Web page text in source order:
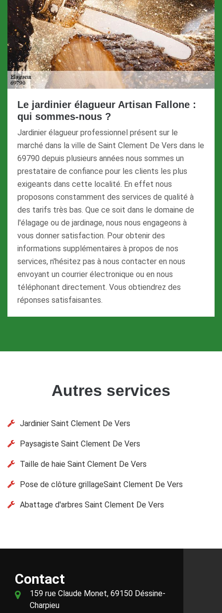
Le jardinier élagueur Artisan Fallone :
qui sommes-nous ?
Jardinier élagueur professionnel présent sur le
marché dans la ville de Saint Clement De Vers dans le
69790 depuis plusieurs années nous sommes un
prestataire de confiance pour les clients les plus
exigeants dans cette localité. En effet nous
proposons constamment des services de qualité à
des tarifs très bas. Que ce soit dans le domaine de
l'élagage ou de jardinage, nous nous engageons à
vous donner satisfaction. Pour obtenir des
informations supplémentaires à propos de nos
services, n'hésitez pas à nous contacter en nous
envoyant un courrier électronique ou en nous
téléphonant directement. Vous obtiendrez des
réponses satisfaisantes.
Autres services
Jardinier Saint Clement De Vers
Paysagiste Saint Clement De Vers
Taille de haie Saint Clement De Vers
Pose de clôture grillageSaint Clement De Vers
Abattage d'arbres Saint Clement De Vers
Contact
159 rue Claude Monet, 69150 Déssine-
Charpieu